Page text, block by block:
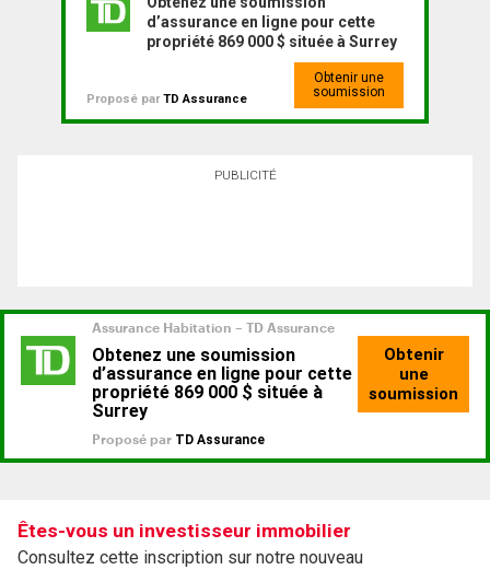
d’assurance en ligne pour cette
propriété 869 000 $ située à Surrey
Proposé parTD Assurance
Obtenir une
soumission
PUBLICITÉ
Êtes-vous un investisseur immobilier
Consultez cette inscription sur notre nouveau